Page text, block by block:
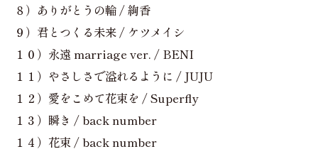
８）ありがとうの輪 / 絢香
９）君とつくる未来 / ケツメイシ
１０）永遠 marriage ver. / BENI
１１）やさしさで溢れるように / JUJU
１２）愛をこめて花束を / Superfly
１３）瞬き / back number
１４）花束 / back number